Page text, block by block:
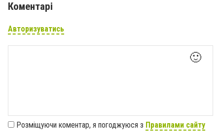
Коментарі
Авторизуватись
🙂
Розміщуючи коментар, я погоджуюся з Правилами сайту